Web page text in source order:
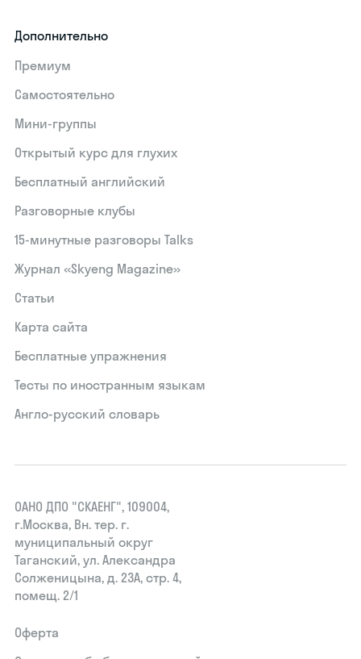
Дополнительно
Премиум
Самостоятельно
Мини-группы
Открытый курс для глухих
Бесплатный английский
Разговорные клубы
15‑минутные разговоры Talks
Журнал «Skyeng Magazine»
Статьи
Карта сайта
Бесплатные упражнения
Тесты по иностранным языкам
Англо-русский словарь
ОАНО ДПО "СКАЕНГ", 109004,
г.Москва, Вн. тер. г.
муниципальный округ
Таганский, ул. Александра
Солженицына, д. 23А, стр. 4,
помещ. 2/1
Оферта